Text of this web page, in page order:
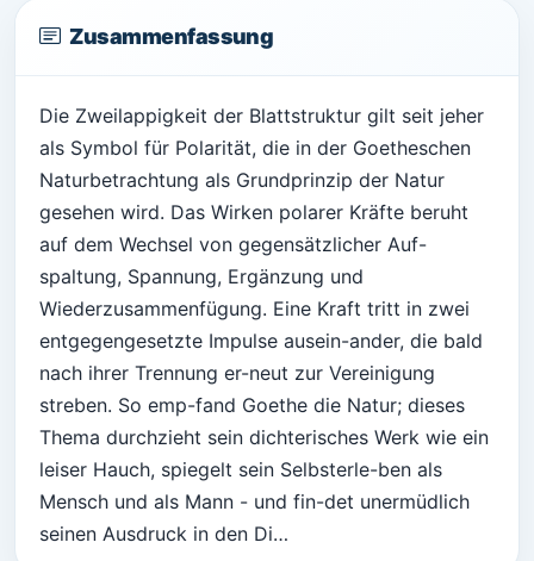
Zusammenfassung
Die Zweilappigkeit der Blattstruktur gilt seit jeher
als Symbol für Polarität, die in der Goetheschen
Naturbetrachtung als Grundprinzip der Natur
gesehen wird. Das Wirken polarer Kräfte beruht
auf dem Wechsel von gegensätzlicher Auf-
spaltung, Spannung, Ergänzung und
Wiederzusammenfügung. Eine Kraft tritt in zwei
entgegengesetzte Impulse ausein-ander, die bald
nach ihrer Trennung er-neut zur Vereinigung
streben. So emp-fand Goethe die Natur; dieses
Thema durchzieht sein dichterisches Werk wie ein
leiser Hauch, spiegelt sein Selbsterle-ben als
Mensch und als Mann - und fin-det unermüdlich
seinen Ausdruck in den Di…